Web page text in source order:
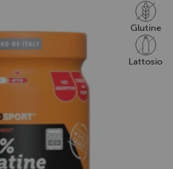
Glutine
Lattosio